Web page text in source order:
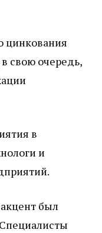
цинкования
свою очередь,
в
и
был